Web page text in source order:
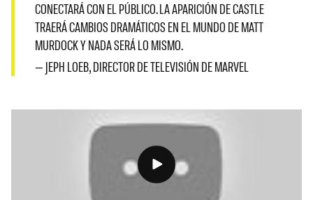
CONECTARÁ CON EL PÚBLICO. LA APARICIÓN DE CASTLE
TRAERÁ CAMBIOS DRAMÁTICOS EN EL MUNDO DE MATT
MURDOCK Y NADA SERÁ LO MISMO.
— JEPH LOEB, DIRECTOR DE TELEVISIÓN DE MARVEL